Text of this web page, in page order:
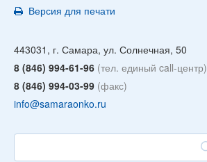
Версия для печати
443031, г. Самара, ул. Солнечная, 50
8 (846) 994-61-96 (тел. единый call-центр)
8 (846) 994-03-99 (факс)
info@samaraonko.ru